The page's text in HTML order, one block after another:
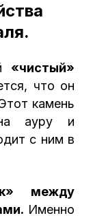
«чистый»
что он
камень
на ауру и
с ним в
между
Именно